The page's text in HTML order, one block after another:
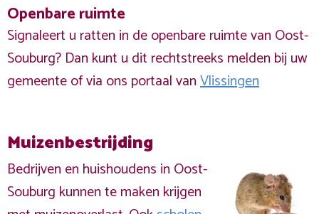
Openbare ruimte
Signaleert u ratten in de openbare ruimte van Oost-
Souburg? Dan kunt u dit rechtstreeks melden bij uw
gemeente of via ons portaal vanVlissingen
Muizenbestrijding
Bedrijven en huishoudens in Oost-
Souburg kunnen te maken krijgen